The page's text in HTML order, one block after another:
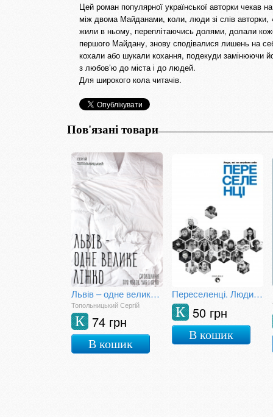
Цей роман популярної української авторки чекав
між двома Майданами, коли, люди зі слів авторки,
жили в ньому, переплітаючись долями, долали
першого Майдану, знову сподівалися лишень на
кохали або шукали кохання, подекуди замінюючи
з любов’ю до міста і до людей.
Для широкого кола читачів.
Пов'язані товари
Львів – одне велике ліжко
Топольницький Сергій
74 грн
К
В кошик
Переселенці. Люди, які не загубили себе
50 грн
К
В кошик